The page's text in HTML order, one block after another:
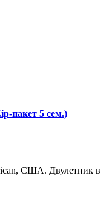
пакет 5 сем.)
США. Двулетник в